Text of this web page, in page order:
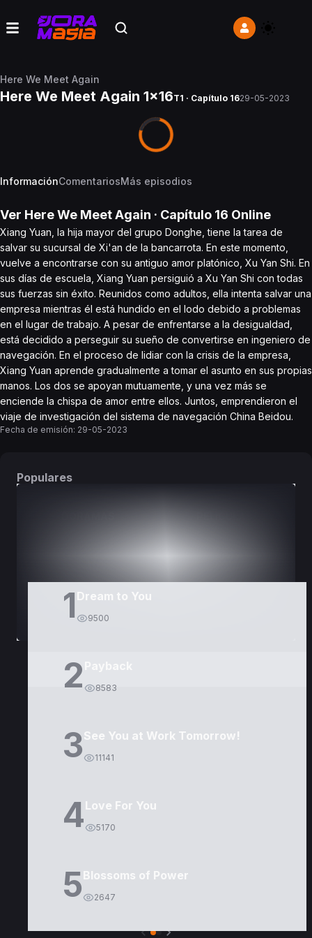
Here We Meet Again
Here We Meet Again 1x16T1 · Capítulo 1629-05-2023
InformaciónComentariosMás episodios
Ver Here We Meet Again · Capítulo 16 Online
Xiang Yuan, la hija mayor del grupo Donghe, tiene la tarea de
salvar su sucursal de Xi'an de la bancarrota. En este momento,
vuelve a encontrarse con su antiguo amor platónico, Xu Yan Shi. En
sus días de escuela, Xiang Yuan persiguió a Xu Yan Shi con todas
sus fuerzas sin éxito. Reunidos como adultos, ella intenta salvar una
empresa mientras él está hundido en el lodo debido a problemas
en el lugar de trabajo. A pesar de enfrentarse a la desigualdad,
está decidido a perseguir su sueño de convertirse en ingeniero de
navegación. En el proceso de lidiar con la crisis de la empresa,
Xiang Yuan aprende gradualmente a tomar el asunto en sus propias
manos. Los dos se apoyan mutuamente, y una vez más se
enciende la chispa de amor entre ellos. Juntos, emprendieron el
viaje de investigación del sistema de navegación China Beidou.
Fecha de emisión: 29-05-2023
Populares
1 Dream to You
9500
2 8583
3See You at Work Tomorrow!
11141
4Love For You
5170
5Blossoms of Power
2647